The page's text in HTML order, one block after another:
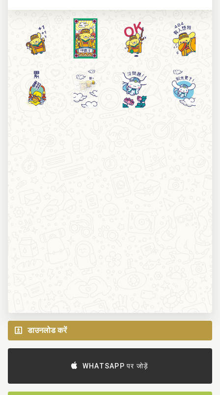
डाउनलोड करें
WHATSAPP पर जोड़ें